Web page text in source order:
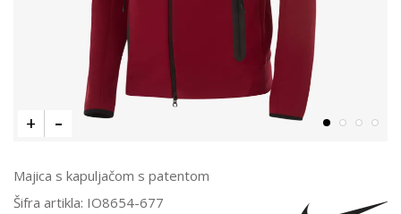
Majica s kapuljačom s patentom
Šifra artikla: IO8654-677